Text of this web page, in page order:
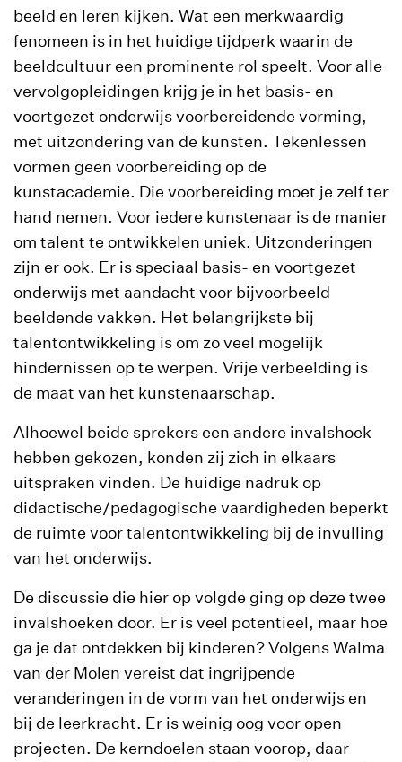
beeld en leren kijken. Wat een merkwaardig
fenomeen is in het huidige tijdperk waarin de
beeldcultuur een prominente rol speelt. Voor alle
vervolgopleidingen krijg je in het basis- en
voortgezet onderwijs voorbereidende vorming,
met uitzondering van de kunsten. Tekenlessen
vormen geen voorbereiding op de
kunstacademie. Die voorbereiding moet je zelf ter
hand nemen. Voor iedere kunstenaar is de manier
om talent te ontwikkelen uniek. Uitzonderingen
zijn er ook. Er is speciaal basis- en voortgezet
onderwijs met aandacht voor bijvoorbeeld
beeldende vakken. Het belangrijkste bij
talentontwikkeling is om zo veel mogelijk
hindernissen op te werpen. Vrije verbeelding is
de maat van het kunstenaarschap.
Alhoewel beide sprekers een andere invalshoek
hebben gekozen, konden zij zich in elkaars
uitspraken vinden. De huidige nadruk op
didactische/pedagogische vaardigheden beperkt
de ruimte voor talentontwikkeling bij de invulling
van het onderwijs.
De discussie die hier op volgde ging op deze twee
invalshoeken door. Er is veel potentieel, maar hoe
ga je dat ontdekken bij kinderen? Volgens Walma
van der Molen vereist dat ingrijpende
veranderingen in de vorm van het onderwijs en
bij de leerkracht. Er is weinig oog voor open
projecten. De kerndoelen staan voorop, daar